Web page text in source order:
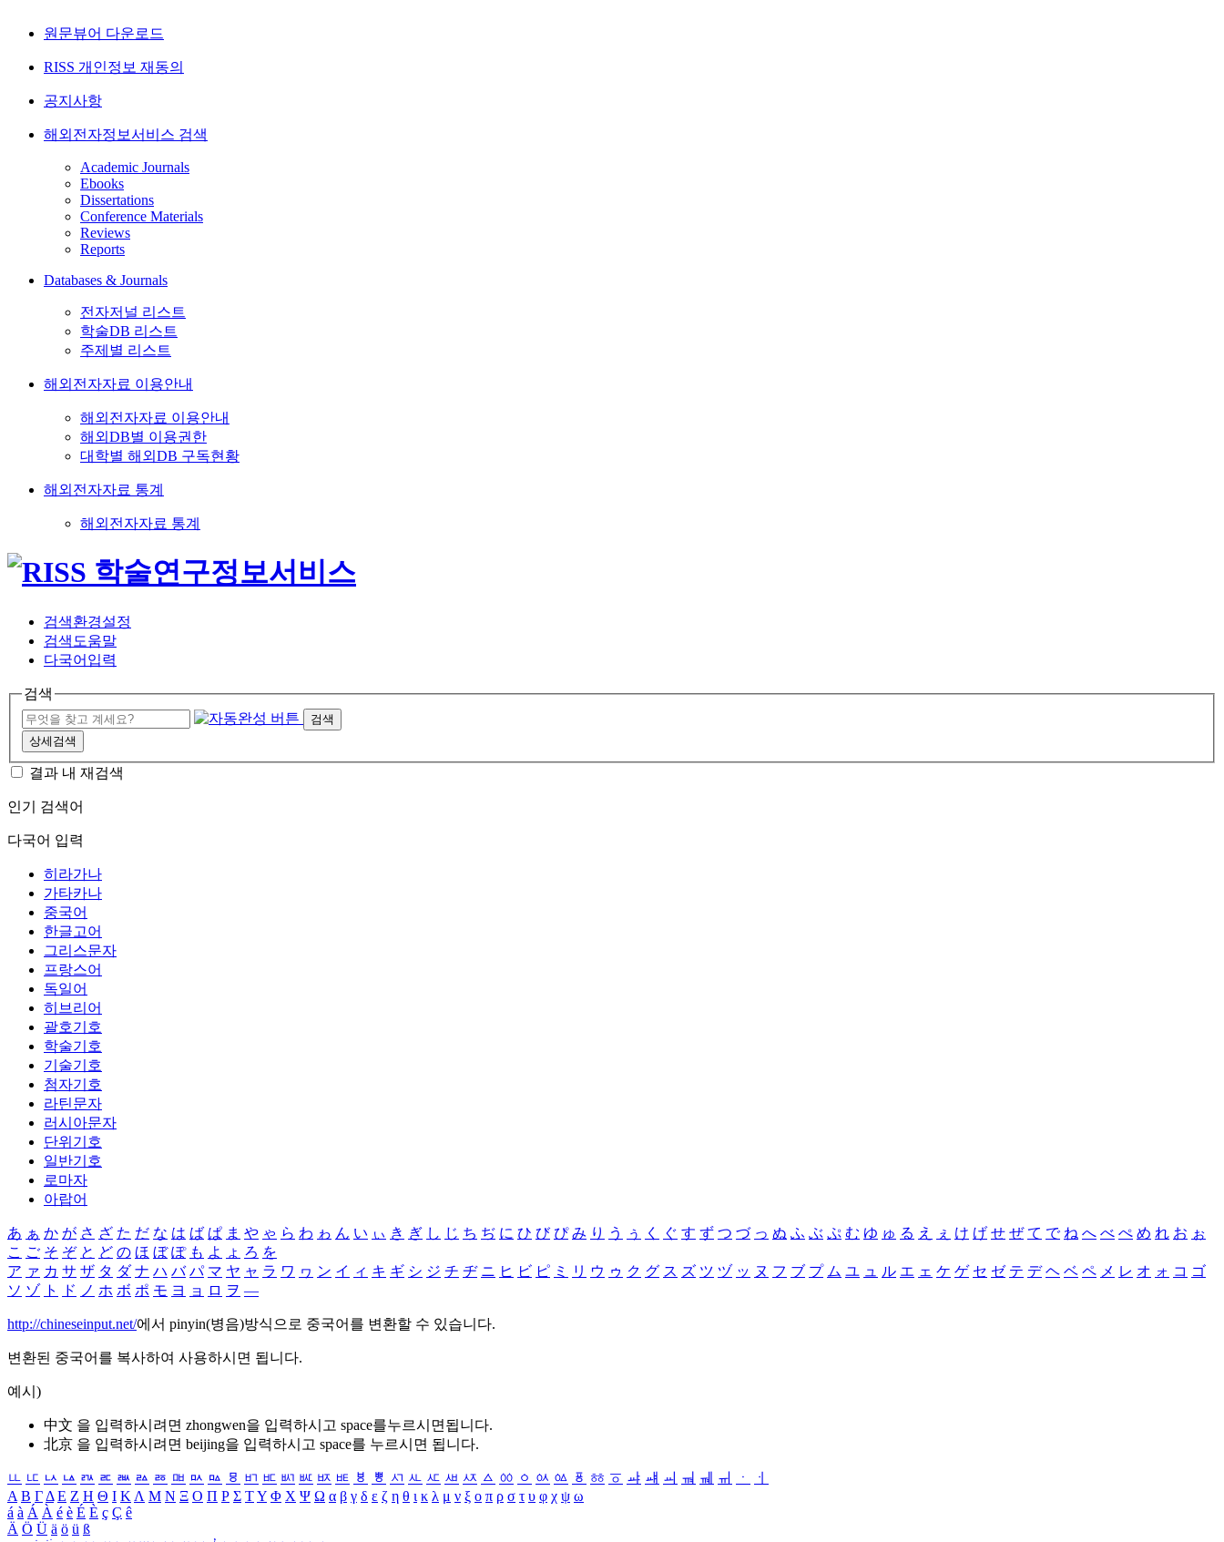
원문뷰어 다운로드
RISS 개인정보 재동의
공지사항
해외전자정보서비스 검색
Academic Journals
Ebooks
Dissertations
Conference Materials
Reviews
Reports
Databases & Journals
전자저널 리스트
학술DB 리스트
주제별 리스트
해외전자자료 이용안내
해외전자자료 이용안내
해외DB별 이용권한
대학별 해외DB 구독현황
해외전자자료 통계
해외전자자료 통계
검색환경설정
검색도움말
다국어입력
검색
검색
상세검색
결과 내 재검색
인기 검색어
다국어 입력
히라가나
가타카나
중국어
한글고어
그리스문자
프랑스어
독일어
히브리어
괄호기호
학술기호
기술기호
첨자기호
라틴문자
러시아문자
단위기호
일반기호
로마자
아랍어
あ ぁ か が さ ざ た だ な は ば ぱ ま や ゃ ら わ ゎ ん い ぃ き ぎ し じ ち ぢ に ひ び ぴ み り う ぅ く ぐ す ず つ づ っ ぬ ふ ぶ ぷ む ゆ ゅ る え ぇ け げ せ ぜ て で ね へ べ ぺ め れ お ぉ
こ ご そ ぞ と ど の ほ ぼ ぽ も よ ょ ろ を
ア ァ カ サ ザ タ ダ ナ ハ バ パ マ ヤ ャ ラ ワ ヮ ン イ ィ キ ギ シ ジ チ ヂ ニ ヒ ビ ピ ミ リ ウ ゥ ク グ ス ズ ツ ヅ ッ ヌ フ ブ プ ム ユ ュ ル エ ェ ケ ゲ セ ゼ テ デ ヘ ベ ペ メ レ オ ォ コ ゴ
ソ ゾ ト ド ノ ホ ボ ポ モ ヨ ョ ロ ヲ ―
http://chineseinput.net/에서 pinyin(병음)방식으로 중국어를 변환할 수 있습니다.
변환된 중국어를 복사하여 사용하시면 됩니다.
예시)
中文 을 입력하시려면 zhongwen을 입력하시고 space를누르시면됩니다.
北京 을 입력하시려면 beijing을 입력하시고 space를 누르시면 됩니다.
ㅥ ㅦ ㅧ ㅨ ㅩ ㅪ ㅫ ㅬ ㅭ ㅮ ㅯ ㅰ ㅱ ㅲ ㅳ ㅴ ㅵ ㅶ ㅷ ㅸ ㅹ ㅺ ㅻ ㅼ ㅽ ㅾ ㅿ ㆀ ㆁ ㆂ ㆃ ㆄ ㆅ ㆆ ㆇ ㆈ ㆉ ㆊ ㆋ ㆌ ㆍ
ㆎ
Α Β ΓΔ Ε Ζ Η Θ Ι ΚΛ Μ Ν Ξ Ο Π Ρ Σ ΤΥ Φ Χ Ψ Ω α β γ δ ε ζ η θ ι κ λ μ ν ξ ο π ρ σ τ υ φ χ ψ ω
á à Á À é è É È ç Ç ê
Ä Ö Ü ä ö ü ß